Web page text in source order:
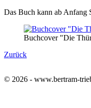
Das Buch kann ab Anfang
Buchcover "Die
Zurück
© 2026 - www.bertram-